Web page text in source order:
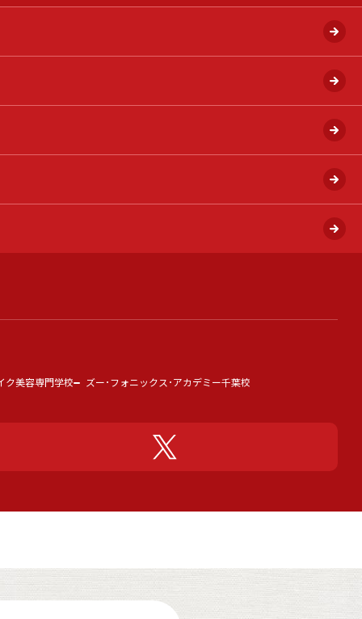
ク美容専門学校 ズー･フォニックス･アカデミー千葉校